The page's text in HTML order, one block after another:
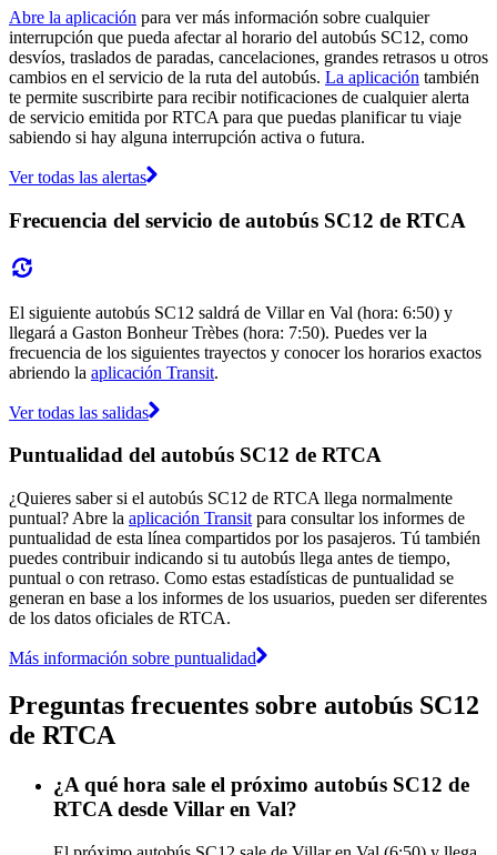
Abre la aplicación para ver más información sobre cualquier
interrupción que pueda afectar al horario del autobús SC12, como
desvíos, traslados de paradas, cancelaciones, grandes retrasos u otros
cambios en el servicio de la ruta del autobús. La aplicación también
te permite suscribirte para recibir notificaciones de cualquier alerta
de servicio emitida por RTCA para que puedas planificar tu viaje
sabiendo si hay alguna interrupción activa o futura.
Ver todas las alertas
Frecuencia del servicio de autobús SC12 de RTCA
El siguiente autobús SC12 saldrá de Villar en Val (hora: 6:50) y
llegará a Gaston Bonheur Trèbes (hora: 7:50). Puedes ver la
frecuencia de los siguientes trayectos y conocer los horarios exactos
abriendo la aplicación Transit.
Ver todas las salidas
Puntualidad del autobús SC12 de RTCA
¿Quieres saber si el autobús SC12 de RTCA llega normalmente
puntual? Abre la aplicación Transit para consultar los informes de
puntualidad de esta línea compartidos por los pasajeros. Tú también
puedes contribuir indicando si tu autobús llega antes de tiempo,
puntual o con retraso. Como estas estadísticas de puntualidad se
generan en base a los informes de los usuarios, pueden ser diferentes
de los datos oficiales de RTCA.
Más información sobre puntualidad
Preguntas frecuentes sobre autobús SC12
de RTCA
¿A qué hora sale el próximo autobús SC12 de
RTCA desde Villar en Val?